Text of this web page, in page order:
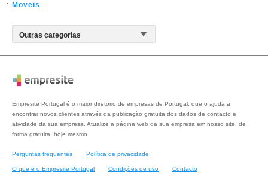
Moveis
Empresite Portugal é o maior diretório de empresas de Portugal, que o ajuda a
encontrar novos clientes através da publicação gratuita dos dados de contacto e
atividade da sua empresa. Atualize a página web da sua empresa em nosso site, de
forma gratuita, hoje mesmo.
Perguntas frequentes Política de privacidade
O que é o Empresite Portugal Condições de uso Contacto